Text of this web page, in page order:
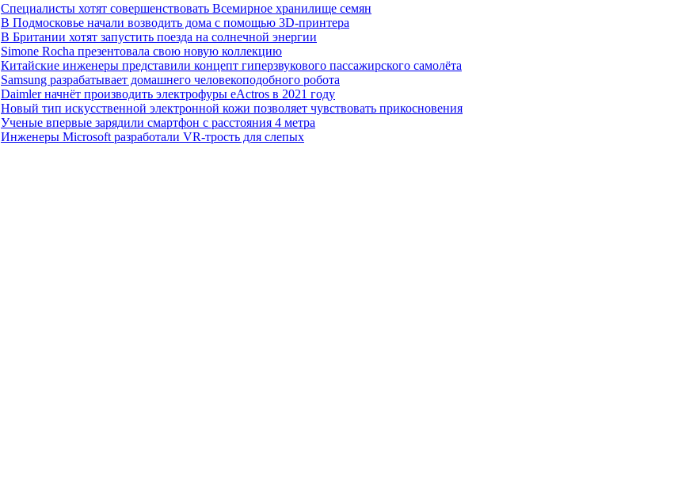
Специалисты хотят совершенствовать Всемирное хранилище семян
В Подмосковье начали возводить дома с помощью 3D-принтера
В Британии хотят запустить поезда на солнечной энергии
Simone Rocha презентовала свою новую коллекцию
Китайские инженеры представили концепт гиперзвукового пассажирского самолёта
Samsung разрабатывает домашнего человекоподобного робота
Daimler начнёт производить электрофуры eActros в 2021 году
Новый тип искусственной электронной кожи позволяет чувствовать прикосновения
Ученые впервые зарядили смартфон с расстояния 4 метра
Инженеры Microsoft разработали VR-трость для слепых